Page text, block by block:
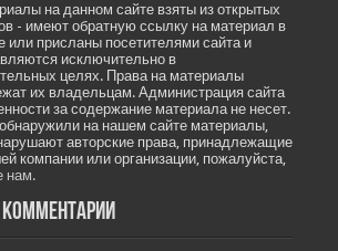
на данном сайте взяты из открытых
- имеют обратную ссылку на материал в
или присланы посетителями сайта и
исключительно в
целях. Права на материалы
их владельцам. Администрация сайта
за содержание материала не несет.
на нашем сайте материалы,
авторские права, принадлежащие
компании или организации, пожалуйста,
нам.